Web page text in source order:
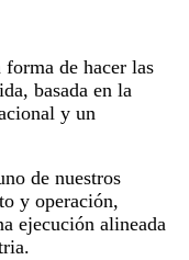
de hacer las
basada en la
y un
de nuestros
y operación,
ejecución alineada